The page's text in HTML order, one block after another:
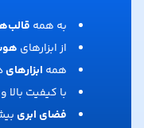
به همه
از ابزارهای
همه ابزارهای
با کیفیت
فضای ابری